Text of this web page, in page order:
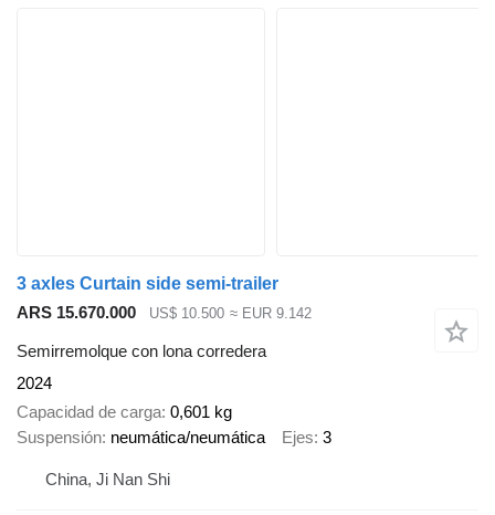
3 axles Curtain side semi-trailer
ARS 15.670.000
US$ 10.500 ≈ EUR 9.142
Semirremolque con lona corredera
2024
Capacidad de carga 0,601 kg
Suspensión neumática/neumática Ejes 3
China, Ji Nan Shi